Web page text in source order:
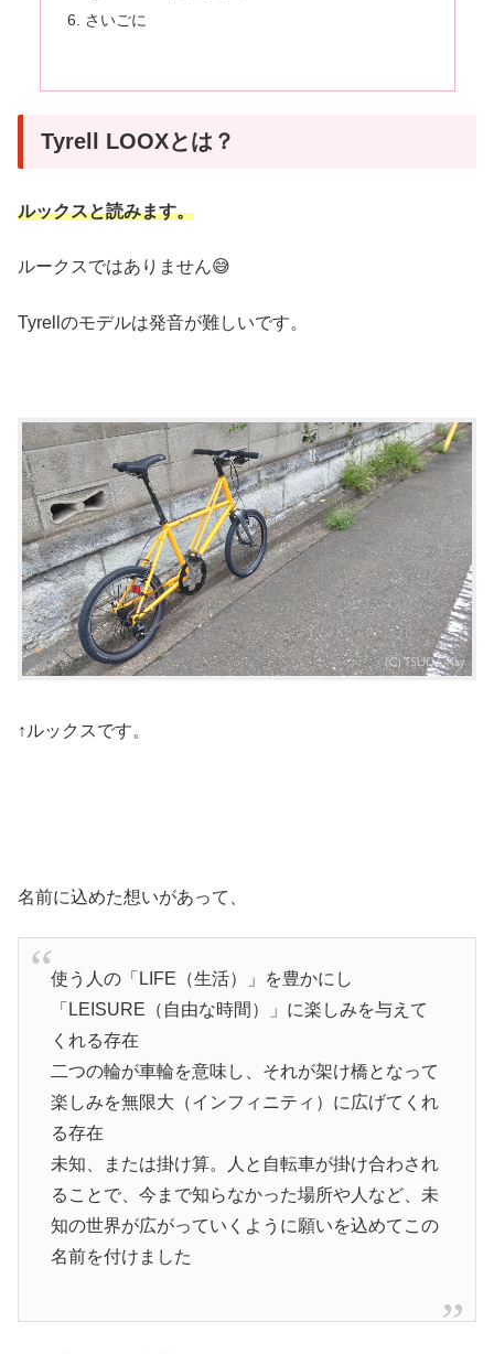
さいごに
Tyrell LOOXとは？
ルックスと読みます。
ルークスではありません😅
Tyrellのモデルは発音が難しいです。
↑ルックスです。
名前に込めた想いがあって、
使う人の「LIFE（生活）」を豊かにし
「LEISURE（自由な時間）」に楽しみを与えて
くれる存在
二つの輪が車輪を意味し、それが架け橋となって
楽しみを無限大（インフィニティ）に広げてくれ
る存在
未知、または掛け算。人と自転車が掛け合わされ
ることで、今まで知らなかった場所や人など、未
知の世界が広がっていくように願いを込めてこの
名前を付けました